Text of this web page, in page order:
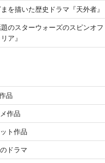
を描いた歴史ドラマ『天外者』
のスターウォーズのスピンオフ
ア』
品
作品
ト作品
ドラマ